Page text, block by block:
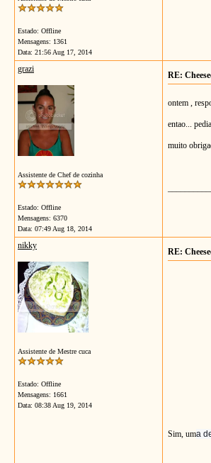
Estado: Offline
Mensagens: 1361
Data: 21:56 Aug 17, 2014
grazi
Assistente de Chef de cozinha
Estado: Offline
Mensagens: 6370
Data: 07:49 Aug 18, 2014
RE:
ontem ,
entao...
muito
nikky
Assistente de Mestre cuca
Estado: Offline
Mensagens: 1661
Data: 08:38 Aug 19, 2014
RE:
Sim, uma